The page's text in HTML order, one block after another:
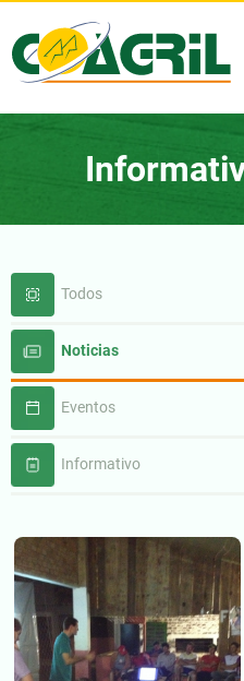
Todos
Noticias
Eventos
Informativo